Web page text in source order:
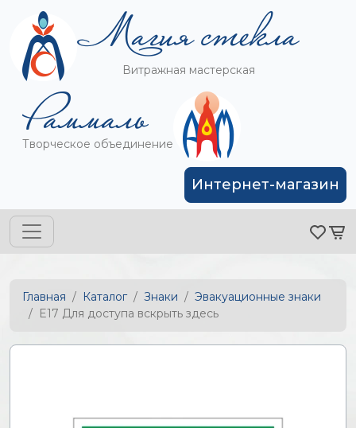
Витражная мастерская
Интернет-магазин
Творческое объединение
Главная Каталог Знаки
Эвакуационные знаки
E17 Для доступа вскрыть здесь